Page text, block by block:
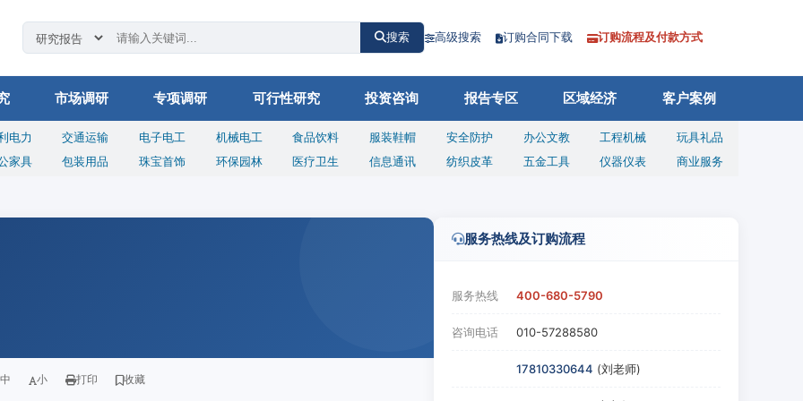
搜索 高级搜索 订购合同下载 订购流程及付款方式
市场调研 专项调研 可行性研究 投资咨询 报告专区 区域经济 客户案例
电力 交通运输 电子电工 机械电工 食品饮料 服装鞋帽 安全防护 办公文教 工程机械
玩具礼品
家具
包装用品 珠宝首饰 环保园林 医疗卫生 信息通讯 纺织皮革 五金工具 仪器仪表 商业服务
中 小 打印 收藏
服务热线及订购流程
服务热线 400-680-5790
咨询电话 010-57288580
17810330644 (刘老师)